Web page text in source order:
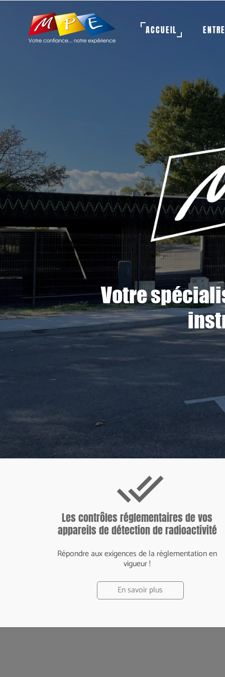
ACCUEIL
Votre
done_all
Les contrôles réglementaires de vos
appareils de détection de radioactivité
Répondre aux exigences de la réglementation en
vigueur !
En savoir plus